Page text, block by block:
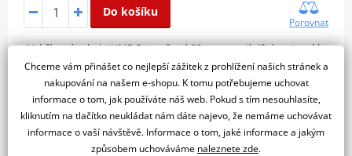
Do košíku
Porovnat
Vyhřívané rukojeti JMP 5 stupňové 22mm pro silniční motocykly
Vyhřívané rukojeti na skútr OXFORD OF772
Chceme vám přinášet co nejlepší zážitek z prohlížení našich stránek a
nakupování na našem e-shopu. K tomu potřebujeme uchovat
informace o tom, jak používáte náš web. Pokud s tím nesouhlasíte,
kliknutím na tlačítko neukládat nám dáte najevo, že nemáme uchovávat
informace o vaší návštěvě. Informace o tom, jaké informace a jakým
způsobem uchováváme naleznete zde.